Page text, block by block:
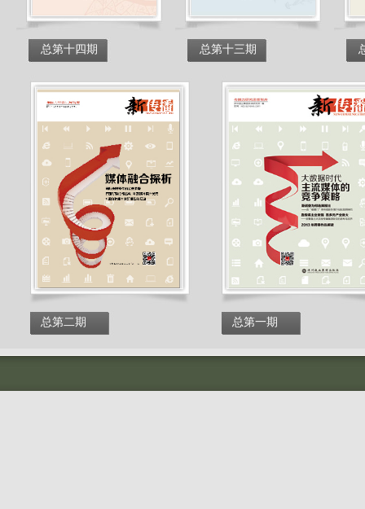
总第十四期 总第十三期
总第二期 总第一期